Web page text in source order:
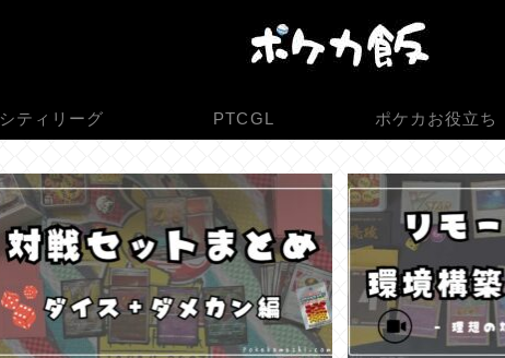
シティリーグ PTCGL ポケカお役立ち